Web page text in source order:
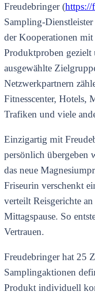
Freudebringer (https://
Sampling-
der Kooperationen
Produktproben gezielt
ausgewählte
Netzwerkpartnern
Fitnesscenter, Hotels,
Trafiken und viele
Einzigartig mit
persönlich übergeben
das neue
Friseurin verschenkt
verteilt Reisgerichte
Mittagspause. So
Vertrauen.
Freudebringer hat 25
Samplingaktionen
Produkt individuell